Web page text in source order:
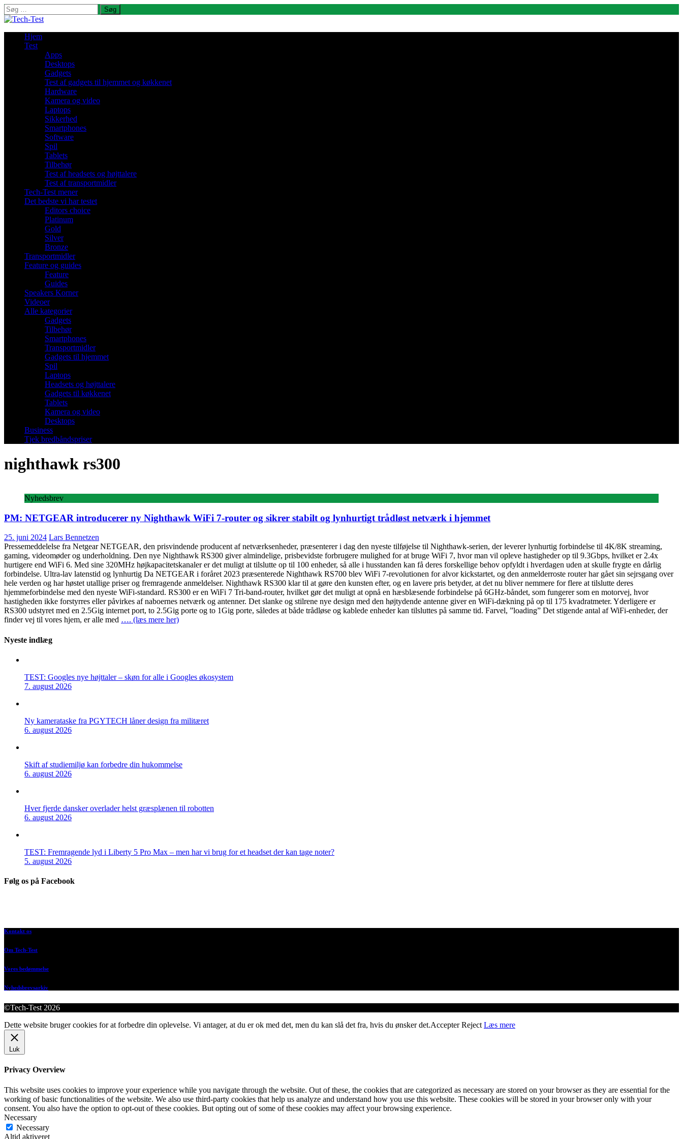
Søg
efter:
Hjem
Test
Apps
Desktops
Gadgets
Test af gadgets til hjemmet og køkkenet
Hardware
Kamera og video
Laptops
Sikkerhed
Smartphones
Software
Spil
Tablets
Tilbehør
Test af headsets og højttalere
Test af transportmidler
Tech-Test mener
Det bedste vi har testet
Editors choice
Platinum
Gold
Silver
Bronze
Transportmidler
Feature og guides
Feature
Guides
Speakers Korner
Videoer
Alle kategorier
Gadgets
Tilbehør
Smartphones
Transportmidler
Gadgets til hjemmet
Spil
Laptops
Headsets og højttalere
Gadgets til køkkenet
Tablets
Kamera og video
Desktops
Business
Tjek bredbåndspriser
nighthawk rs300
Nyhedsbrev
PM: NETGEAR introducerer ny Nighthawk WiFi 7-router og sikrer stabilt og lynhurtigt trådløst netværk i hjemmet
25. juni 2024 Lars Bennetzen
Pressemeddelelse fra Netgear NETGEAR, den prisvindende producent af netværksenheder, præsenterer i dag den nyeste tilføjelse til Nighthawk-serien, der leverer lynhurtig forbindelse til 4K/8K streaming,
gaming, videomøder og underholdning. Den nye Nighthawk RS300 giver almindelige, prisbevidste forbrugere mulighed for at bruge WiFi 7, hvor man vil opleve hastigheder op til 9.3Gbps, hvilket er 2.4x
hurtigere end WiFi 6. Med sine 320MHz højkapacitetskanaler er det muligt at tilslutte op til 100 enheder, så alle i husstanden kan få deres forskellige behov opfyldt i hverdagen uden at skulle frygte en dårlig
forbindelse. Ultra-lav latenstid og lynhurtig Da NETGEAR i foråret 2023 præsenterede Nighthawk RS700 blev WiFi 7-revolutionen for alvor kickstartet, og den anmelderroste router har gået sin sejrsgang over
hele verden og har høstet utallige priser og fremragende anmeldelser. Nighthawk RS300 klar til at gøre den kunsten efter, og en lavere pris betyder, at det nu bliver nemmere for flere at tilslutte deres
hjemmeforbindelse med den nyeste WiFi-standard. RS300 er en WiFi 7 Tri-band-router, hvilket gør det muligt at opnå en hæsblæsende forbindelse på 6GHz-båndet, som fungerer som en motorvej, hvor
hastigheden ikke forstyrres eller påvirkes af naboernes netværk og antenner. Det slanke og stilrene nye design med den højtydende antenne giver en WiFi-dækning på op til 175 kvadratmeter. Yderligere er
RS300 udstyret med en 2.5Gig internet port, to 2.5Gig porte og to 1Gig porte, således at både trådløse og kablede enheder kan tilsluttes på samme tid. Farvel, ”loading” Det stigende antal af WiFi-enheder, der
finder vej til vores hjem, er alle med …. (læs mere her)
Nyeste indlæg
TEST: Googles nye højttaler – skøn for alle i Googles økosystem
7. august 2026
Ny kamerataske fra PGYTECH låner design fra militæret
6. august 2026
Skift af studiemiljø kan forbedre din hukommelse
6. august 2026
Hver fjerde dansker overlader helst græsplænen til robotten
6. august 2026
TEST: Fremragende lyd i Liberty 5 Pro Max – men har vi brug for et headset der kan tage noter?
5. august 2026
Følg os på Facebook
Kontakt os
Om Tech-Test
Vores bedømmelse
Nyhedsbrevsarkiv
©Tech-Test 2026
Dette website bruger cookies for at forbedre din oplevelse. Vi antager, at du er ok med det, men du kan slå det fra, hvis du ønsker det.Accepter Reject Læs mere
Luk
Privacy Overview
This website uses cookies to improve your experience while you navigate through the website. Out of these, the cookies that are categorized as necessary are stored on your browser as they are essential for the
working of basic functionalities of the website. We also use third-party cookies that help us analyze and understand how you use this website. These cookies will be stored in your browser only with your
consent. You also have the option to opt-out of these cookies. But opting out of some of these cookies may affect your browsing experience.
Necessary
Necessary
Altid aktiveret